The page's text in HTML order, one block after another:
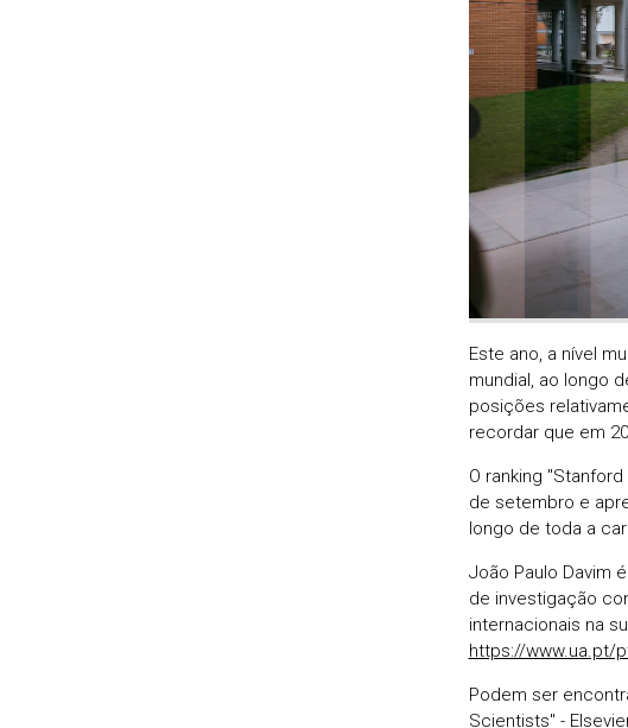
Este ano, a nível
mundial, ao longo
posições
recordar que em
O ranking
de setembro e
longo de toda a
João Paulo Davim
de investigação
internacionais na
https://www.ua.pt/
Podem ser
Scientists" -